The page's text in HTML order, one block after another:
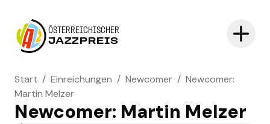
ÖSTERREICHISCHER
JAZZPREIS
Start / Einreichungen / Newcomer / Newcomer:
Martin Melzer
Newcomer: Martin Melzer